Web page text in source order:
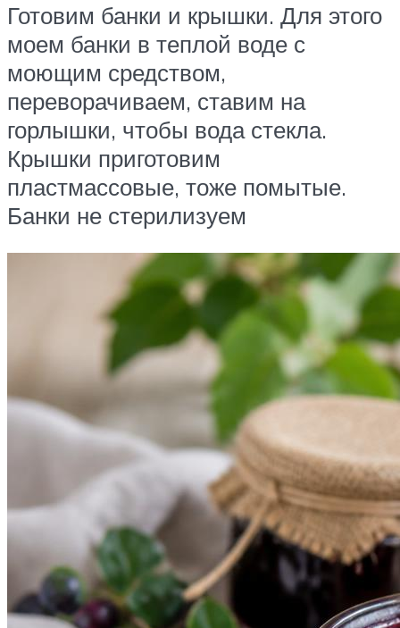
Готовим банки и крышки. Для этого
моем банки в теплой воде с
моющим средством,
переворачиваем, ставим на
горлышки, чтобы вода стекла.
Крышки приготовим
пластмассовые, тоже помытые.
Банки не стерилизуем